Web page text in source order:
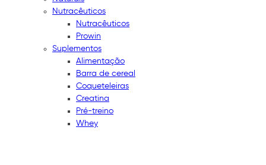
Nutracêuticos
Nutracêuticos
Prowin
Suplementos
Alimentação
Barra de cereal
Coqueteleiras
Creatina
Pré-treino
Whey